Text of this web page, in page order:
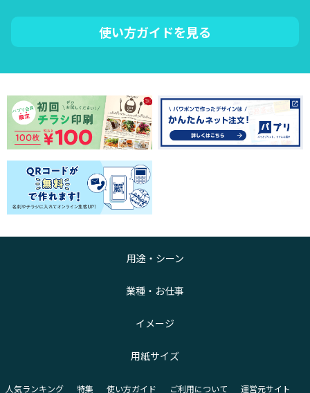
使い方ガイドを見る
用途・シーン
業種・お仕事
イメージ
用紙サイズ
人気ランキング 特集 使い方ガイド ご利用について 運営元サイト